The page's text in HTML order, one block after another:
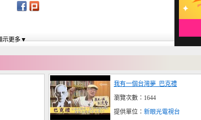
我有一個台灣夢_巴克禮
瀏覽次數：1644
提供單位： 新眼光電視台